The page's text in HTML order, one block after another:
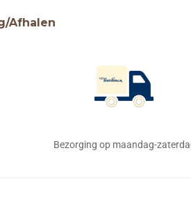
Afhalen
Bezorging op maandag-